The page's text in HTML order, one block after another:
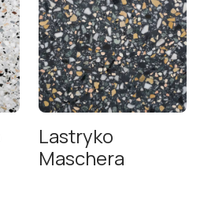
Lastryko
Maschera